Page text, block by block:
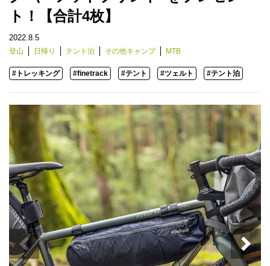
ト！【合計4枚】
2022.8.5
登山 日帰り テント泊 その他キャンプ MTB
#トレッキング #finetrack #テント #ツェルト #テント泊